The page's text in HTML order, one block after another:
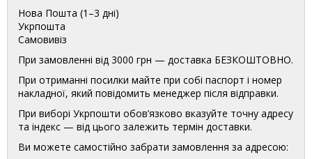
Нова Пошта (1–3 дні)
Укрпошта
Самовивіз
При замовленні від 3000 грн — доставка БЕЗКОШТОВНО.
При отриманні посилки майте при собі паспорт і номер
накладної, який повідомить менеджер після відправки.
При виборі Укрпошти обов’язково вказуйте точну адресу
та індекс — від цього залежить термін доставки.
Ви можете самостійно забрати замовлення за адресою: